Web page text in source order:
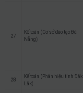
27
Kế toán (Cơ sở đào tạo Đà
Nẵng)
28
Kế toán (Phân hiệu tỉnh Đắk
Lắk)